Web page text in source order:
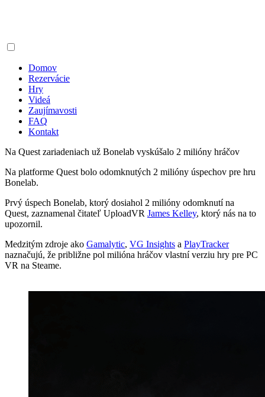
Domov
Rezervácie
Hry
Videá
Zaujímavosti
FAQ
Kontakt
Na Quest zariadeniach už Bonelab vyskúšalo 2 milióny hráčov
Na platforme Quest bolo odomknutých 2 milióny úspechov pre hru
Bonelab.
Prvý úspech Bonelab, ktorý dosiahol 2 milióny odomknutí na
Quest, zaznamenal čitateľ UploadVR James Kelley, ktorý nás na to
upozornil.
Medzitým zdroje ako Gamalytic, VG Insights a PlayTracker
naznačujú, že približne pol milióna hráčov vlastní verziu hry pre PC
VR na Steame.